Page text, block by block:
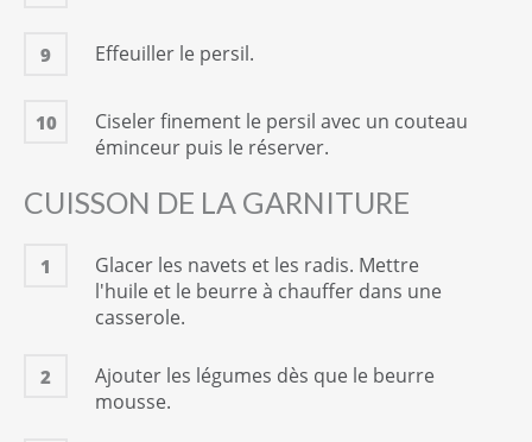
9 Effeuiller le persil.
10
Ciseler finement le persil avec un couteau
éminceur puis le réserver.
CUISSON DE LA GARNITURE
1
Glacer les navets et les radis. Mettre
l'huile et le beurre à chauffer dans une
casserole.
2
Ajouter les légumes dès que le beurre
mousse.